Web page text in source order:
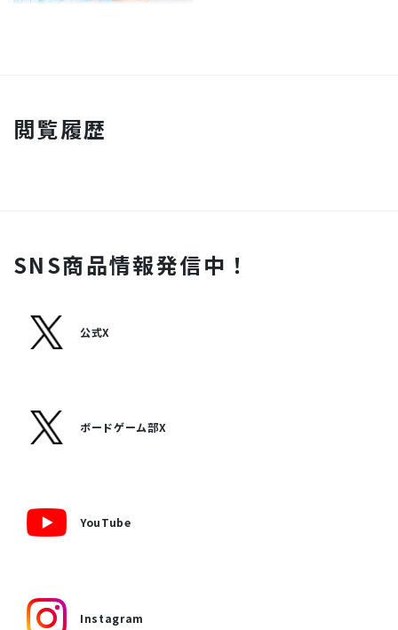
閲覧履歴
SNS商品情報発信中！
公式X
ボードゲーム部X
YouTube
Instagram